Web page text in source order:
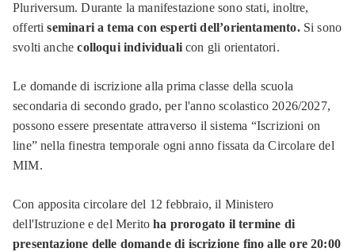
Pluriversum. Durante la manifestazione sono stati, inoltre,
offerti seminari a tema con esperti dell’orientamento. Si sono
svolti anchecolloqui individualicon gli orientatori.
Le domande di iscrizione alla prima classe della scuola
secondaria di secondo grado, per l'anno scolastico 2026/2027,
possono essere presentate attraverso il sistema “Iscrizioni on
line” nella finestra temporale ogni anno fissata da Circolare del
MIM.
Con apposita circolare del 12 febbraio, il Ministero
dell'Istruzione e del Meritoha prorogato il termine di
presentazione delle domande di iscrizione fino alle ore 20:00